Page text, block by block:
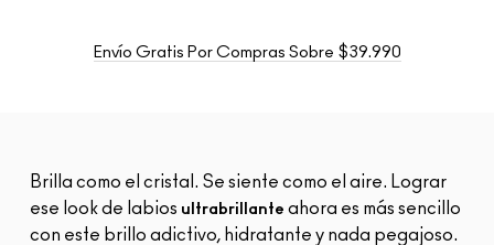
Envío Gratis Por Compras Sobre $39.990
Brilla como el cristal. Se siente como el aire. Lograr
ese look de labios ultrabrillante ahora es más sencillo
con este brillo adictivo, hidratante y nada pegajoso.